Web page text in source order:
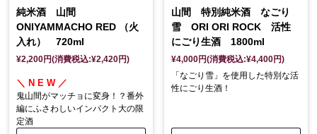
純米酒 山間
ONIYAMMACHO RED （火
入れ） 720ml
¥2,200円(消費税込:¥2,420円)
＼ N E W ／
鬼山間がマッチョに変身！？番外
編にふさわしいインパクト大の限
定酒
山間 特別純米酒 なごり
雪 ORI ORI ROCK 活性
にごり生酒 1800ml
¥4,000円(消費税込:¥4,400円)
「なごり雪」を使用した特別な活
性にごり生酒！